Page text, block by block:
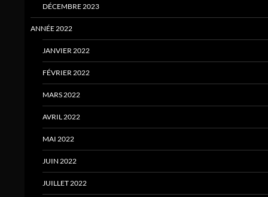
DÉCEMBRE 2023
ANNÉE 2022
JANVIER 2022
FÉVRIER 2022
MARS 2022
AVRIL 2022
MAI 2022
JUIN 2022
JUILLET 2022